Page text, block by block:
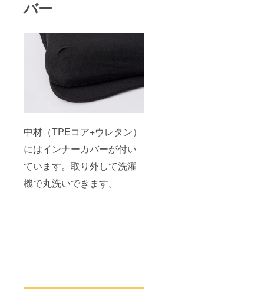
バー
中材（TPEコア+ウレタン）
にはインナーカバーが付い
ています。取り外して洗濯
機で丸洗いできます。